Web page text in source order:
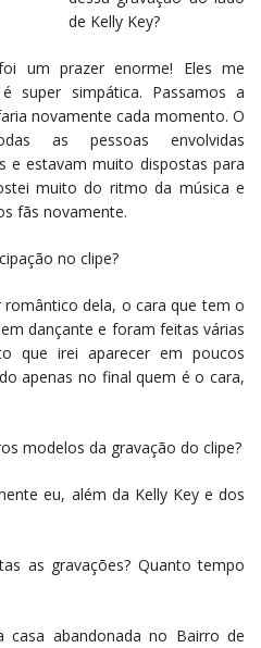
de Kelly Key?
um prazer enorme! Eles me
super simpática. Passamos a
novamente cada momento. O
as pessoas envolvidas
e estavam muito dispostas para
muito do ritmo da música e
fãs novamente.
no clipe?
romântico dela, o cara que tem o
dançante e foram feitas várias
que irei aparecer em poucos
apenas no final quem é o cara,
modelos da gravação do clipe?
eu, além da Kelly Key e dos
as gravações? Quanto tempo
casa abandonada no Bairro de